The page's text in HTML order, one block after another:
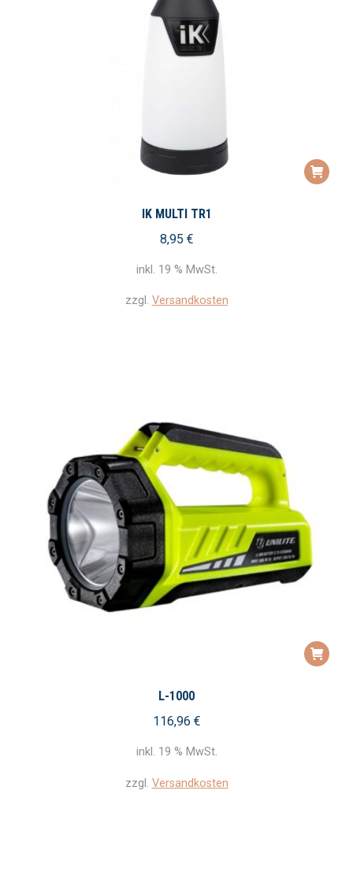
IK MULTI TR1
8,95 €
inkl. 19 % MwSt.
zzgl. Versandkosten
L-1000
116,96 €
inkl. 19 % MwSt.
zzgl. Versandkosten